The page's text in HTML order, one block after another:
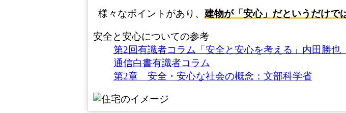
様々なポイントがあり、 建物が「安心」だというだけで
安全と安心についての参考
第2回有識者コラム「安全と安心を考える」内田勝
通信白書有識者コラム
第2章 安全・安心な社会の概念：文部科学省